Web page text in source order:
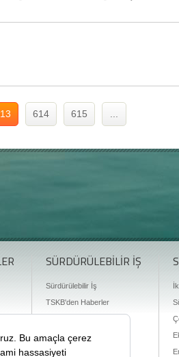
614 615
SÜRDÜRÜLEBİLİR İŞ
Sürdürülebilir İş
TSKB'den Haberler